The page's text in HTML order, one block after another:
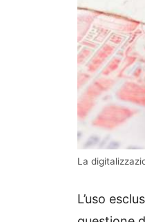
La
L’uso